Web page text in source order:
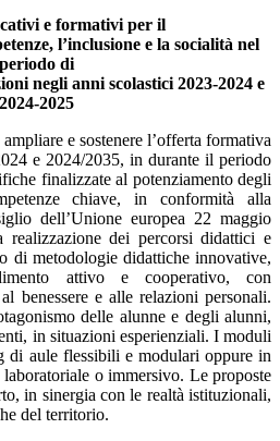
e formativi per il
l’inclusione e la socialità nel
periodo di
negli anni scolastici 2023-2024 e
2024-2025
e sostenere l’offerta formativa
e 2024/2035, in durante il periodo
finalizzate al potenziamento degli
chiave, in conformità alla
dell’Unione europea 22 maggio
realizzazione dei percorsi didattici e
di metodologie didattiche innovative,
attivo e cooperativo, con
benessere e alle relazioni personali.
delle alunne e degli alunni,
in situazioni esperienziali. I moduli
di aule flessibili e modulari oppure in
o immersivo. Le proposte
in sinergia con le realtà istituzionali,
del territorio.